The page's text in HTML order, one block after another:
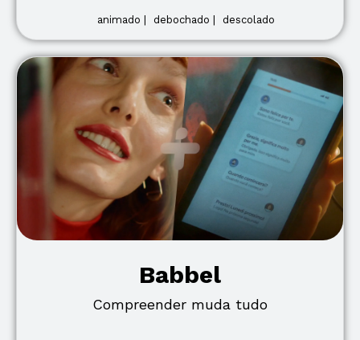
animado | debochado | descolado
Babbel
Compreender muda tudo